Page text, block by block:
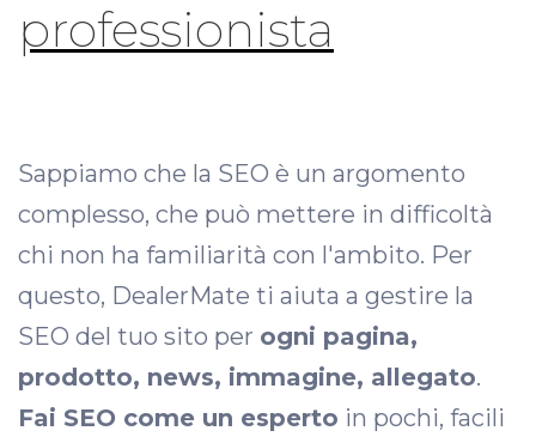
professionista
Sappiamo che la SEO è un argomento
complesso, che può mettere in difficoltà
chi non ha familiarità con l'ambito. Per
questo, DealerMate ti aiuta a gestire la
SEO del tuo sito per ogni pagina,
prodotto, news, immagine, allegato.
Fai SEO come un esperto in pochi, facili